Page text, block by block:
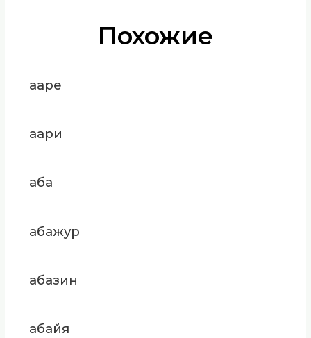
Похожие
ааре
аари
аба
абажур
абазин
абайя